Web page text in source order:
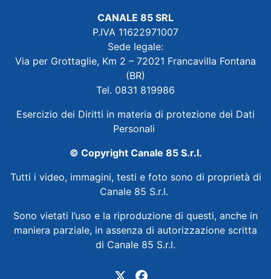
CANALE 85 SRL
P.IVA 11622971007
Sede legale:
Via per Grottaglie, Km 2 – 72021 Francavilla Fontana
(BR)
Tel. 0831 819986
Esercizio dei Diritti in materia di protezione dei Dati
Personali
© Copyright Canale 85 S.r.l.
Tutti i video, immagini, testi e foto sono di proprietà di
Canale 85 S.r.l.
Sono vietati l’uso e la riproduzione di questi, anche in
maniera parziale, in assenza di autorizzazione scritta
di Canale 85 S.r.l.